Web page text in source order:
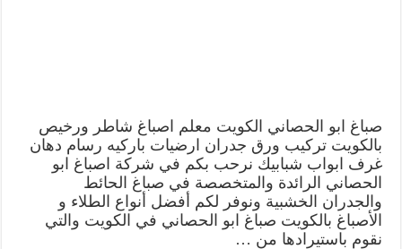
مغلقة
صباغ ابو الحصاني الكويت معلم اصباغ شاطر ورخيص
بالكويت تركيب ورق جدران ارضيات باركيه رسام دهان
غرف ابواب شبابيك نرحب بكم في شركة اصباغ ابو
الحصاني الرائدة والمتخصصة في صباغ الحائط
والجدران الخشبية ونوفر لكم أفضل أنواع الطلاء و
الأصباغ بالكويت صباغ ابو الحصاني في الكويت والتي
نقوم باستيرادها من …